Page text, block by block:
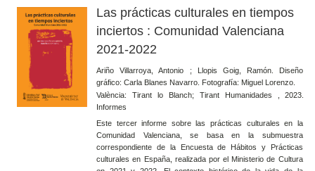
Las prácticas culturales en tiempos
inciertos : Comunidad Valenciana
2021-2022
Ariño Villarroya, Antonio ; Llopis Goig, Ramón. Diseño
gráfico: Carla Blanes Navarro. Fotografía: Miguel Lorenzo.
València: Tirant lo Blanch; Tirant Humanidades , 2023.
Informes
Este tercer informe sobre las prácticas culturales en la
Comunidad Valenciana, se basa en la submuestra
correspondiente de la Encuesta de Hábitos y Prácticas
culturales en España, realizada por el Ministerio de Cultura